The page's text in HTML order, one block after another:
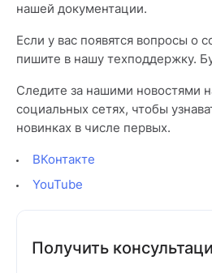
нашей документации.
Если у вас появятся вопросы о
пишите в нашу техподдержку.
Следите за нашими новостями
социальных сетях, чтобы
новинках в числе первых.
ВКонтакте
YouTube
Получить